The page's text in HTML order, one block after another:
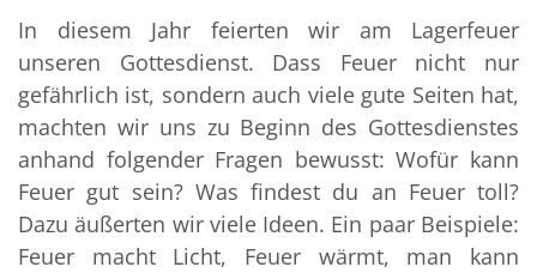
In diesem Jahr feierten wir am Lagerfeuer
unseren Gottesdienst. Dass Feuer nicht nur
gefährlich ist, sondern auch viele gute Seiten hat,
machten wir uns zu Beginn des Gottesdienstes
anhand folgender Fragen bewusst: Wofür kann
Feuer gut sein? Was findest du an Feuer toll?
Dazu äußerten wir viele Ideen. Ein paar Beispiele:
Feuer macht Licht, Feuer wärmt, man kann